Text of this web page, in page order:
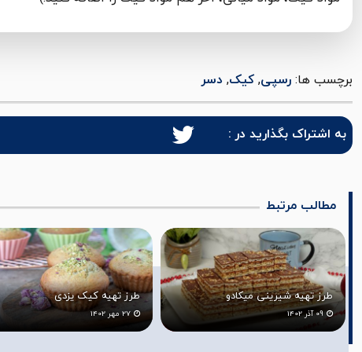
برچسب ها:رسپی,کیک, دسر
به اشتراک بگذارید در :
مطالب مرتبط
طرز تهیه کیک یزدی
27 مهر 1402
طرز تهیه شیرینی مغزدار قزوینی
25 مهر 1402